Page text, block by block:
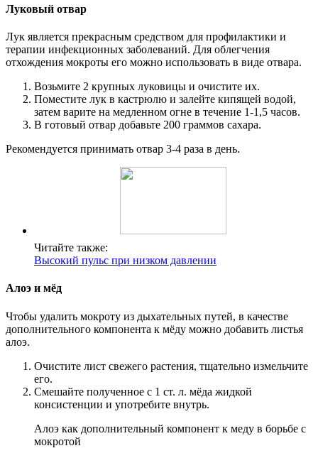
Луковый отвар
Лук является прекрасным средством для профилактики и
терапии инфекционных заболеваний. Для облегчения
отхождения мокроты его можно использовать в виде отвара.
Возьмите 2 крупных луковицы и очистите их.
Поместите лук в кастрюлю и залейте кипящей водой,
затем варите на медленном огне в течение 1-1,5 часов.
В готовый отвар добавьте 200 граммов сахара.
Рекомендуется принимать отвар 3-4 раза в день.
Читайте также:
Высокий пульс при низком давлении
Алоэ и мёд
Чтобы удалить мокроту из дыхательных путей, в качестве
дополнительного компонента к мёду можно добавить листья
алоэ.
Очистите лист свежего растения, тщательно измельчите
его.
Смешайте полученное с 1 ст. л. мёда жидкой
консистенции и употребите внутрь.
Алоэ как дополнительный компонент к меду в борьбе с
мокротой